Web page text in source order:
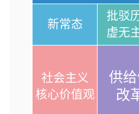
新常态
批驳
虚无
社会主义
核心价值观
供给
改